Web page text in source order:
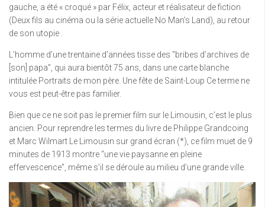
gauche, a été « croqué » par Félix, acteur et réalisateur de fiction
(Deux fils au cinéma ou la série actuelle No Man’s Land), au retour
de son utopie .
L’homme d’une trentaine d’années tisse des “bribes d’archives de
[son] papa”, qui aura bientôt 75 ans, dans une carte blanche
intitulée Portraits de mon père. Une fête de Saint-Loup Ce terme ne
vous est peut-être pas familier.
Bien que ce ne soit pas le premier film sur le Limousin, c’est le plus
ancien. Pour reprendre les termes du livre de Philippe Grandcoing
et Marc Wilmart Le Limousin sur grand écran (*), ce film muet de 9
minutes de 1913 montre “une vie paysanne en pleine
effervescence”, même s’il se déroule au milieu d’une grande ville.